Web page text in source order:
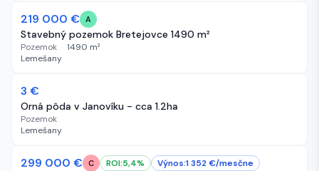
59 dní
219 000 € A
Stavebný pozemok Bretejovce 1490 m²
Pozemok · 1490 m²
Lemešany
62 dní
3 €
Orná pôda v Janovíku - cca 1.2ha
Pozemok
Lemešany
62 dní
299 000 € C ROI:5,4% Výnos:1 352€/mesčne